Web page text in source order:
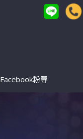
Facebook粉專